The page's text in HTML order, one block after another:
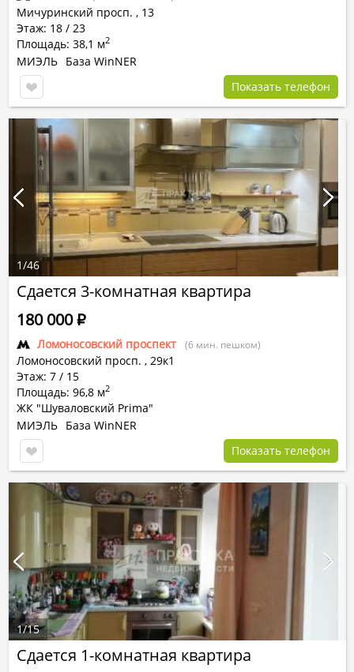
Мичуринский просп. , 13
Этаж: 18 / 23
Площадь: 38,1 м2
МИЭЛЬ База WinNER
Показать телефон
Сдается 3-комнатная квартира
Ломоносовский проспект (6 мин. пешком)
Ломоносовский просп. , 29к1
Этаж: 7 / 15
Площадь: 96,8 м2
ЖК "Шуваловский Prima"
180 000Р
МИЭЛЬ База WinNER
Показать телефон
1/46
Сдается 1-комнатная квартира
1/15